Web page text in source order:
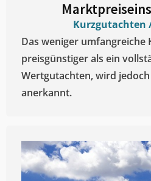
Kurzgutachten
Das weniger umfangreiche
preisgünstiger als ein
Wertgutachten, wird
anerkannt.